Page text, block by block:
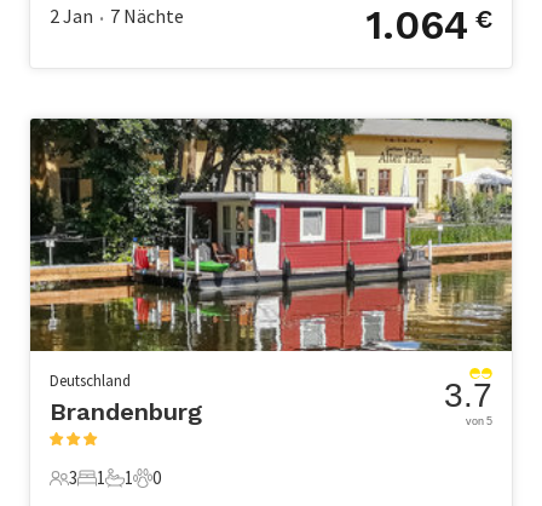
2 Jan • 7 Nächte 1.064 €
Deutschland
Brandenburg
3 Gäste
3
1 Schlafzimmer
1
1 Badezimmer
1
0 Haustiere
0
3.7
von 5